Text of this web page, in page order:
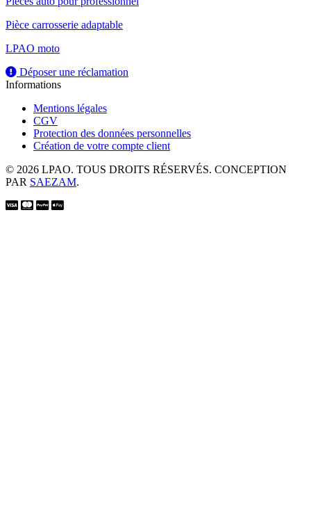
Pièce carrosserie adaptable
LPAO moto
Déposer une réclamation
Informations
Mentions légales
CGV
Protection des données personnelles
Création de votre compte client
© 2026 LPAO. TOUS DROITS RÉSERVÉS. CONCEPTION
PAR SAEZAM.